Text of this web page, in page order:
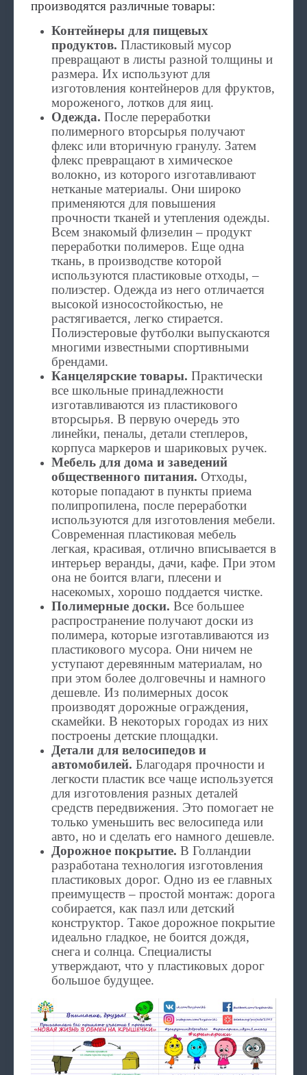
производятся различные товары:
Контейнеры для пищевых
продуктов. Пластиковый мусор
превращают в листы разной толщины и
размера. Их используют для
изготовления контейнеров для фруктов,
мороженого, лотков для яиц.
Одежда. После переработки
полимерного вторсырья получают
флекс или вторичную гранулу. Затем
флекс превращают в химическое
волокно, из которого изготавливают
нетканые материалы. Они широко
применяются для повышения
прочности тканей и утепления одежды.
Всем знакомый флизелин – продукт
переработки полимеров. Еще одна
ткань, в производстве которой
используются пластиковые отходы, –
полиэстер. Одежда из него отличается
высокой износостойкостью, не
растягивается, легко стирается.
Полиэстеровые футболки выпускаются
многими известными спортивными
брендами.
Канцелярские товары. Практически
все школьные принадлежности
изготавливаются из пластикового
вторсырья. В первую очередь это
линейки, пеналы, детали степлеров,
корпуса маркеров и шариковых ручек.
Мебель для дома и заведений
общественного питания. Отходы,
которые попадают в пункты приема
полипропилена, после переработки
используются для изготовления мебели.
Современная пластиковая мебель
легкая, красивая, отлично вписывается в
интерьер веранды, дачи, кафе. При этом
она не боится влаги, плесени и
насекомых, хорошо поддается чистке.
Полимерные доски. Все большее
распространение получают доски из
полимера, которые изготавливаются из
пластикового мусора. Они ничем не
уступают деревянным материалам, но
при этом более долговечны и намного
дешевле. Из полимерных досок
производят дорожные ограждения,
скамейки. В некоторых городах из них
построены детские площадки.
Детали для велосипедов и
автомобилей. Благодаря прочности и
легкости пластик все чаще используется
для изготовления разных деталей
средств передвижения. Это помогает не
только уменьшить вес велосипеда или
авто, но и сделать его намного дешевле.
Дорожное покрытие. В Голландии
разработана технология изготовления
пластиковых дорог. Одно из ее главных
преимуществ – простой монтаж: дорога
собирается, как пазл или детский
конструктор. Такое дорожное покрытие
идеально гладкое, не боится дождя,
снега и солнца. Специалисты
утверждают, что у пластиковых дорог
большое будущее.